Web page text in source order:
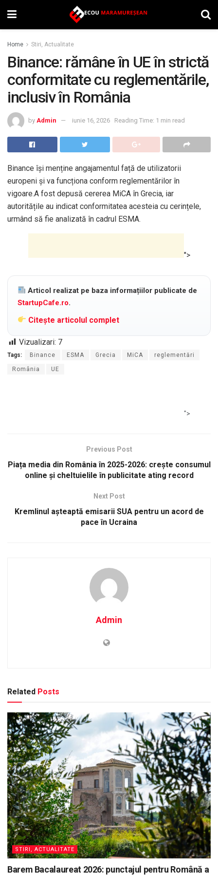
Home Stiri, Actualitate
Binance: rămâne în UE în strictă
conformitate cu reglementările,
inclusiv în România
by Admin iunie 16, 2026 Reading Time: 1 min read
Binance își menține angajamentul față de utilizatorii
europeni și va funcționa conform reglementărilor în
vigoare.A fost depusă cererea MiCA în Grecia, iar
autoritățile au indicat conformitatea acesteia cu cerințele,
urmând să fie analizată în cadrul ESMA.
">
Articol realizat pe baza informațiilor publicate de
StartupCafe.ro.
Citește articolul complet
Vizualizari: 7
Tags: Binance ESMA Grecia MiCA reglementări
România UE
">
Previous Post
Piața media din România în 2025-2026: crește consumul
online și cheltuielile în publicitate ating record
Next Post
Kremlinul așteaptă emisarii SUA pentru un acord de
pace în Ucraina
Admin
Related Posts
STIRI, ACTUALITATE
Barem Bacalaureat 2026: punctajul pentru Română a